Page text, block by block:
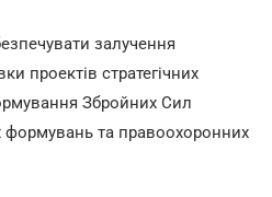
залучення
проектів стратегічних
Збройних Сил
формувань та правоохоронних